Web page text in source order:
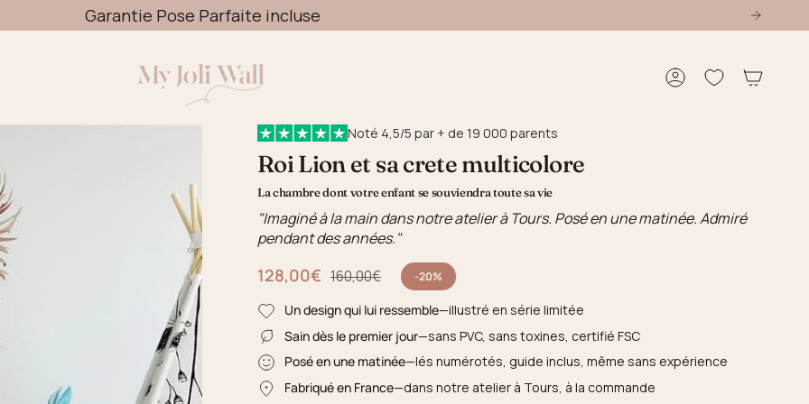
Livraison OFFERTE dès 49€
Compte
Noté 4,5/5 par + de 19 000 parents
Roi Lion et sa crete multicolore
La chambre dont votre enfant se souviendra toute sa vie
"Imaginé à la main dans notre atelier à Tours. Posé en une matinée. Admiré
pendant des années."
128,00€
Prix régulier 160,00€ -20%
Un design qui lui ressemble—illustré en série limitée
Sain dès le premier jour—sans PVC, sans toxines, certifié FSC
Posé en une matinée—lés numérotés, guide inclus, même sans expérience
Fabriqué en France—dans notre atelier à Tours, à la commande